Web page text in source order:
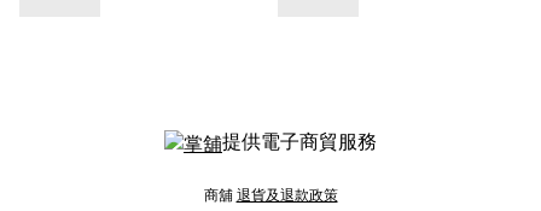
提供電子商貿服務
商舖 退貨及退款政策